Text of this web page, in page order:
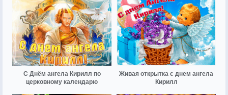
С Днём ангела Кирилл по
церковному календарю
Живая открытка с днем ангела
Кирилл